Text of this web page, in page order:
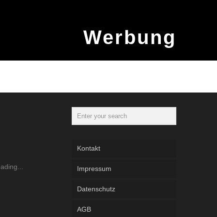
Werbung
Kontakt
Impressum
Datenschutz
AGB